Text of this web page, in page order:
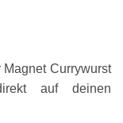
Currywurst
auf deinen